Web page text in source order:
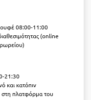
08:00-11:00
(online
21:30
και κατόπιν
στη πλατφόρμα του